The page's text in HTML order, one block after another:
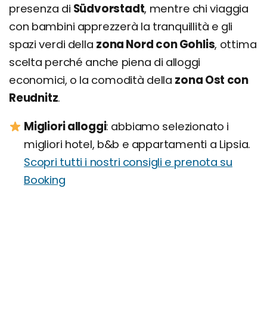
presenza di Südvorstadt, mentre chi viaggia
con bambini apprezzerà la tranquillità e gli
spazi verdi della zona Nord con Gohlis, ottima
scelta perché anche piena di alloggi
economici, o la comodità della zona Ost con
Reudnitz.
Migliori alloggi: abbiamo selezionato i
migliori hotel, b&b e appartamenti a Lipsia.
Scopri tutti i nostri consigli e prenota su
Booking